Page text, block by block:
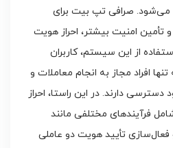
می‌شود. صرافی تپ بیت برای
تأمین امنیت بیشتر، احراز هویت
از این سیستم، کاربران
افراد مجاز به انجام معاملات و
دارند. در این راستا، احراز
فرآیندهای مختلفی مانند
فعال‌سازی تأیید هویت دو عاملی